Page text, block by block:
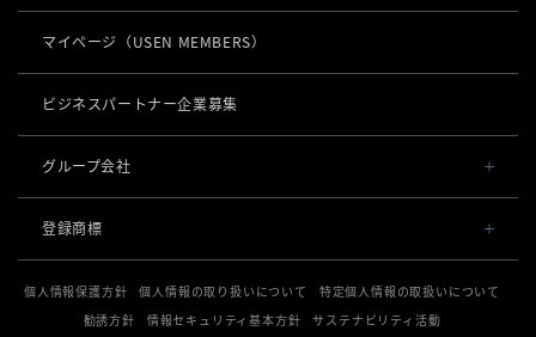
事業所一覧
店舗DX
サスティナビリティ
採用情報
USENセルフレジ
USENレジTAB STORE
勤怠管理「USEN スタッフシフト」
USEN ハンディ
USEN Mobile Order
USEN Tablet Order
USEN Order & Pay
キャッシュレス決済
USEN PAY
USEN PAY
USEN PAY ENTRY
USEN PAY QR
ロボティクス
KettyBot Pro（配膳）
BellaBot Pro（配膳）
PUDU CC1（清掃）
USEN SMART RESERVE
ヒトサラ
SAVOR JAPAN
アプリンク
USEN MUSIC Entertainment
通信
USEN AIR UNLIMITED
電話
マイページ （USEN MEMBERS）
ビジネスパートナー企業募集
グループ会社
USEN & U-NEXT GROUP
株式会社 U-NEXT HOLDINGS
登録商標
登録第７０２６８８０号
登録第６６５８３１３号
個人情報保護方針 個人情報の取り扱いについて
特定個人情報の取扱いについて
勧誘方針
情報セキュリティ基本方針 サステナビリティ活動